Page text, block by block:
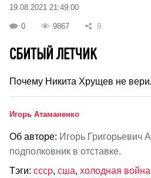
19.08.2021 21:49:00
0 9867 9
СБИТЫЙ ЛЕТЧИК
Почему Никита Хрущев не
Игорь Атаманенко
Об авторе: Игорь Григорьевич
подполковник в отставке.
Тэги: ссср, сша, холодная война